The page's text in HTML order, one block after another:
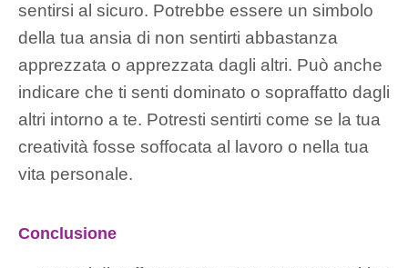
sentirsi al sicuro. Potrebbe essere un simbolo
della tua ansia di non sentirti abbastanza
apprezzata o apprezzata dagli altri. Può anche
indicare che ti senti dominato o sopraffatto dagli
altri intorno a te. Potresti sentirti come se la tua
creatività fosse soffocata al lavoro o nella tua
vita personale.
Conclusione